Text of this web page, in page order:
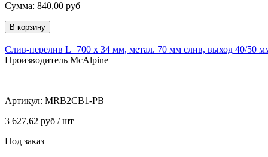
Сумма: 840,00 руб
Слив-перелив L=700 х 34 мм, метал. 70 мм слив, выход 40/50
Производитель McAlpine
Артикул: MRB2CB1-PB
3 627,62 руб / шт
Под заказ